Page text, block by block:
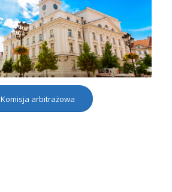
Komisja arbitrażowa